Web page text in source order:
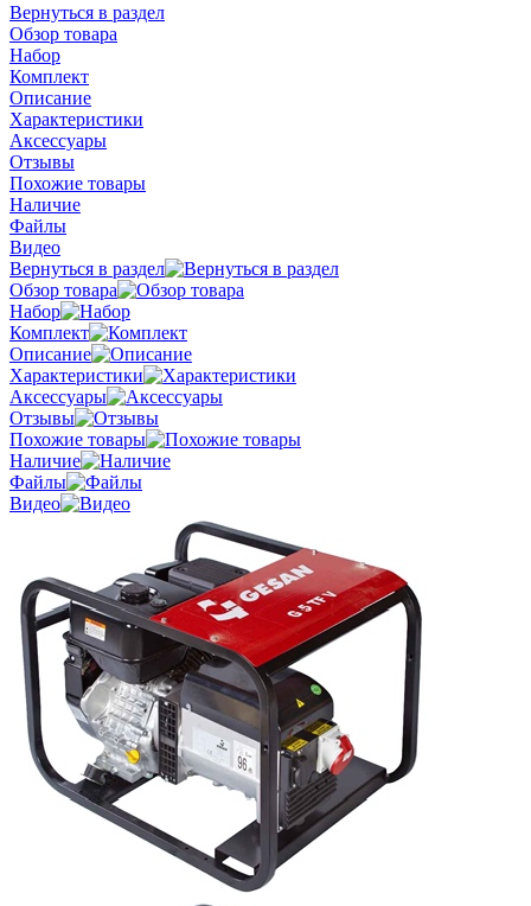
Вернуться в раздел
Обзор товара
Набор
Комплект
Описание
Характеристики
Аксессуары
Отзывы
Похожие товары
Наличие
Файлы
Видео
Вернуться в раздел
Обзор товара
Набор
Комплект
Описание
Характеристики
Аксессуары
Отзывы
Похожие товары
Наличие
Файлы
Видео